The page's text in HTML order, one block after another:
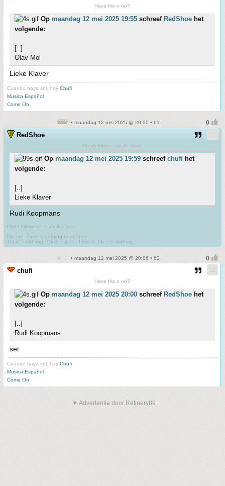
Hace frio o no?
Op maandag 12 mei 2025 19:55 schreef RedShoe het
volgende:
[..]
Olav Mol
Lieke Klaver
Cuando haya sol, hay Chufi
Musica Español
Come On
• maandag 12 mei 2025 @ 20:00 • 61
RedShoe
Sharp knives create scars
Op maandag 12 mei 2025 19:59 schreef chufi het
volgende:
[..]
Lieke Klaver
Rudi Koopmans
Don't follow me. I am lost too
Please. There's nothing to do here.
There's nothing. There's just....I mean, there's nothing.
• maandag 12 mei 2025 @ 20:06 • 62
chufi
Hace frio o no?
Op maandag 12 mei 2025 20:00 schreef RedShoe het
volgende:
[..]
Rudi Koopmans
set
Cuando haya sol, hay Chufi
Musica Español
Come On
▼ Advertentie door Refinery89